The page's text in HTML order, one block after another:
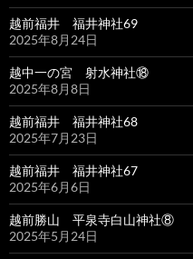
越前福井 福井神社69
2025年8月24日
越中一の宮 射水神社⑱
2025年8月8日
越前福井 福井神社68
2025年7月23日
越前福井 福井神社67
2025年6月6日
越前勝山 平泉寺白山神社⑧
2025年5月24日